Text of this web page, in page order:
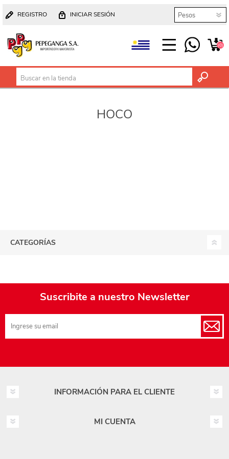
REGISTRO INICIAR SESIÓN
(0)
HOCO
CATEGORÍAS
Suscribite a nuestro Newsletter
INFORMACIÓN PARA EL CLIENTE
MI CUENTA